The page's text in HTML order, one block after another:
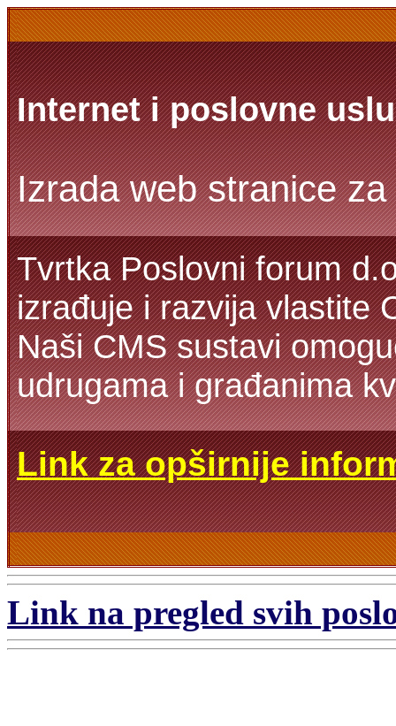
Internet i poslovne
Izrada web stranice
Tvrtka Poslovni forum
izrađuje i razvija vlastite
Naši CMS sustavi
udrugama i građanima
Link za opširnije
Link na pregled svih